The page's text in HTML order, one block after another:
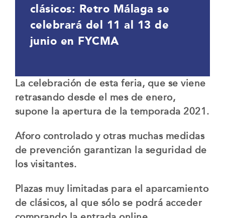
clásicos: Retro Málaga se
celebrará del 11 al 13 de
junio en FYCMA
La celebración de esta feria, que se viene
retrasando desde el mes de enero,
supone la apertura de la temporada 2021.
Aforo controlado y otras muchas medidas
de prevención garantizan la seguridad de
los visitantes.
Plazas muy limitadas para el aparcamiento
de clásicos, al que sólo se podrá acceder